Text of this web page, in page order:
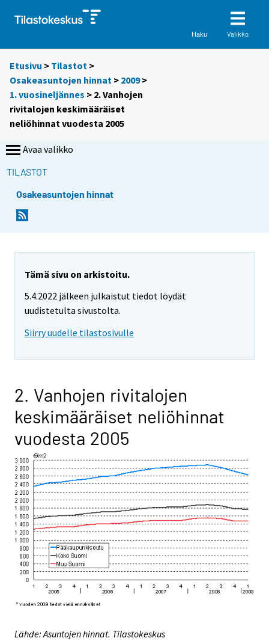
Haku Valikko
Etusivu > Tilastot >
Osakeasuntojen hinnat > 2009>
1. vuosineljännes > 2. Vanhojen
rivitalojen keskimääräiset
neliöhinnat vuodesta 2005
Avaa valikko
TILASTOT
Osakeasuntojen hinnat
Tämä sivu on arkistoitu.
5.4.2022 jälkeen julkaistut tiedot löydät
uudistetulta sivustolta.
Siirry uudelle tilastosivulle
2. Vanhojen rivitalojen
keskimääräiset neliöhinnat
vuodesta 2005
Lähde: Asuntojen hinnat. Tilastokeskus